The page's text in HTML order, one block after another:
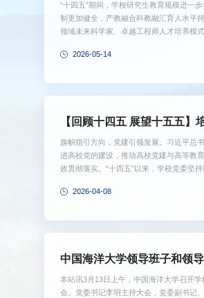
“十四五”期间，学校研究生教育规模进一
制更加健全，产教融合科教融汇育人水平
领域未来科学家、卓越工程师人才培养模
流海洋高层次人才培养高地奠定坚实的基
2026-05-14
旗帜指引方向，党建引领发展。习近平总
进高校党的建设，推动高校党建与高等教
效贯彻落实。“十四五”以来，学校党委坚
海大工程，系统开展党建和思想政治工作“
2026-04-08
中国海洋大学领导班子和领
议”大会召开
本站讯3月13日上午，中国海洋大学召开
会。党委书记李明主持大会，党委副书记